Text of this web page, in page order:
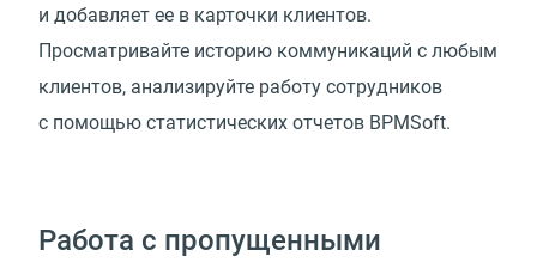
и добавляет ее в карточки клиентов.
Просматривайте историю коммуникаций с любым
клиентов, анализируйте работу сотрудников
с помощью статистических отчетов BPMSoft.
Работа с пропущенными